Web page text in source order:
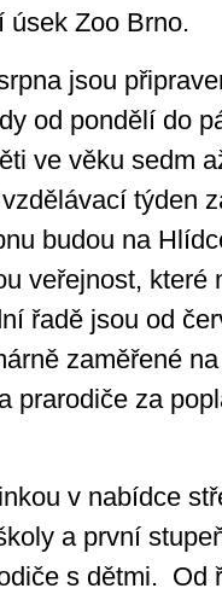
úsek Zoo Brno.
jsou
od pondělí do
ve věku sedm
týden
budou na
veřejnost, které
řadě jsou od
zaměřené
prarodiče za
v nabídce
a první
s dětmi. Od